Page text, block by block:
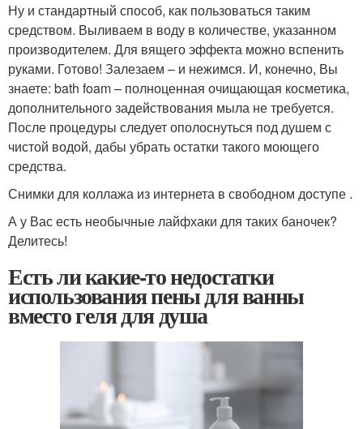
Ну и стандартный способ, как пользоваться таким
средством. Выливаем в воду в количестве, указанном
производителем. Для вящего эффекта можно вспенить
руками. Готово! Залезаем – и нежимся. И, конечно, Вы
знаете: bath foam – полноценная очищающая косметика,
дополнительного задействования мыла не требуется.
После процедуры следует ополоснуться под душем с
чистой водой, дабы убрать остатки такого моющего
средства.
Снимки для коллажа из интернета в свободном доступе .
А у Вас есть необычные лайфхаки для таких баночек?
Делитесь!
Есть ли какие-то недостатки
использования пены для ванны
вместо геля для душа